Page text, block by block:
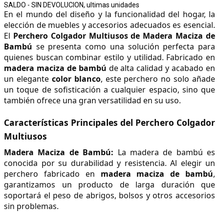
SALDO - SIN DEVOLUCION, ultimas unidades
En el mundo del diseño y la funcionalidad del hogar, la
elección de muebles y accesorios adecuados es esencial.
El Perchero Colgador Multiusos de Madera Maciza de
Bambú se presenta como una solución perfecta para
madera maciza de bambú de alta calidad y acabado en
un elegante color blanco, este perchero no solo añade
un toque de sofisticación a cualquier espacio, sino que
también ofrece una gran versatilidad en su uso.
Características Principales del Perchero Colgador
Multiusos
Madera Maciza de Bambú: La madera de bambú es
conocida por su durabilidad y resistencia. Al elegir un
perchero fabricado en madera maciza de bambú,
garantizamos un producto de larga duración que
soportará el peso de abrigos, bolsos y otros accesorios
sin problemas.